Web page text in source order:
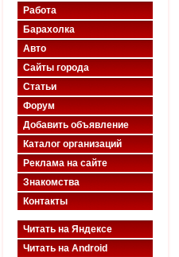
Работа
Барахолка
Авто
Сайты города
Статьи
Форум
Добавить объявление
Каталог организаций
Реклама на сайте
Знакомства
Контакты
Читать на Яндексе
Читать на Android